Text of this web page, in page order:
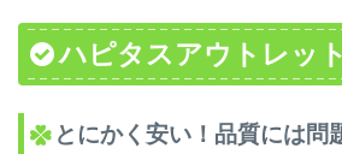
ハピタスアウトレッ
とにかく安い！品質には問